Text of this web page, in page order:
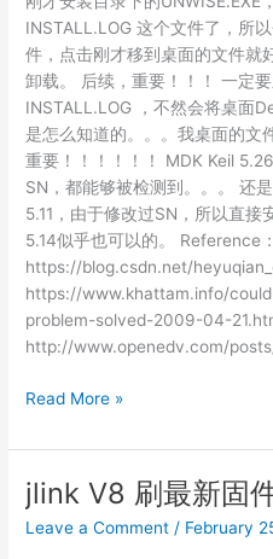
INSTALL.LOG 这个文件了，所
件，点击刚才移到桌面的文件就
卸载。 后续，重要！！！ 一定
INSTALL.LOG ，不然会将桌面
是怎么知道的。。。我桌面的文
重要！！！！！！ MDK Keil
SN，都能够被检测到。。。 还
5.11，由于修改过SN，所以直
5.14似乎也可以的。 Reference：
https://blog.csdn.net/
https://www.khattam.info/
problem-solved-2009-04-
http://www.openedv.com/
JLINK_V490
载
错“Could
not
Read More »
jlink V8 刷最新固
Leave a Comment / February